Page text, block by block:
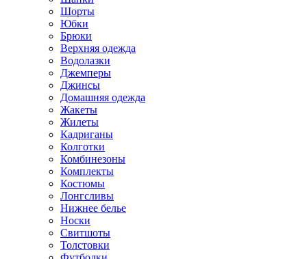
Шорты
Юбки
Брюки
Верхняя одежда
Водолазки
Джемперы
Джинсы
Домашняя одежда
Жакеты
Жилеты
Кадриганы
Колготки
Комбинезоны
Комплекты
Костюмы
Лонгсливы
Нижнее белье
Носки
Свитшоты
Толстовки